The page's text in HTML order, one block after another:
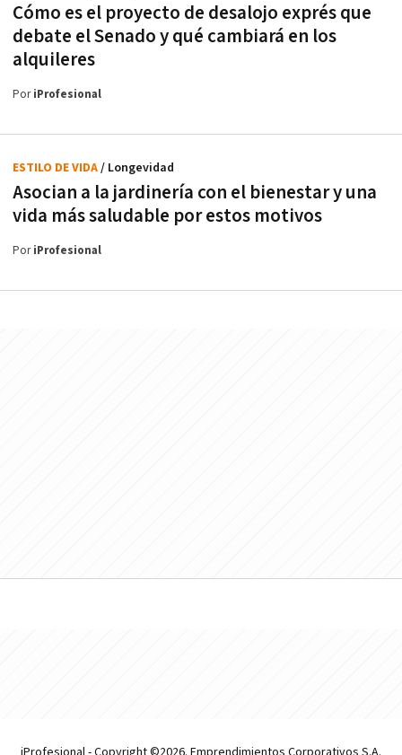
Cómo es el proyecto de desalojo exprés que
debate el Senado y qué cambiará en los
alquileres
PoriProfesional
Asocian a la jardinería con el bienestar y una
vida más saludable por estos motivos
ESTILO DE VIDA/ Longevidad
PoriProfesional